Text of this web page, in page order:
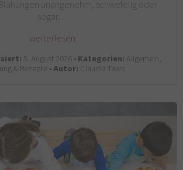
unangenehm, schwefelig oder
sogar…
weiterlesen
5. August 2026 •Kategorien: Allgemein,
& Rezepte •Autor: Claudia Tawo